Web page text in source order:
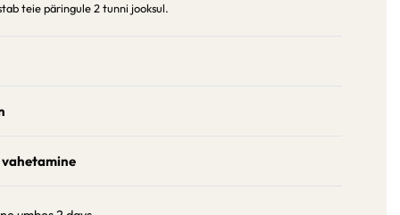
teie päringule 2 tunni jooksul.